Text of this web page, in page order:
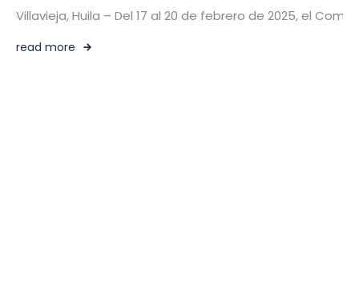
Villavieja, Huila – Del 17 al 20 de febrero de 2025, el
read more